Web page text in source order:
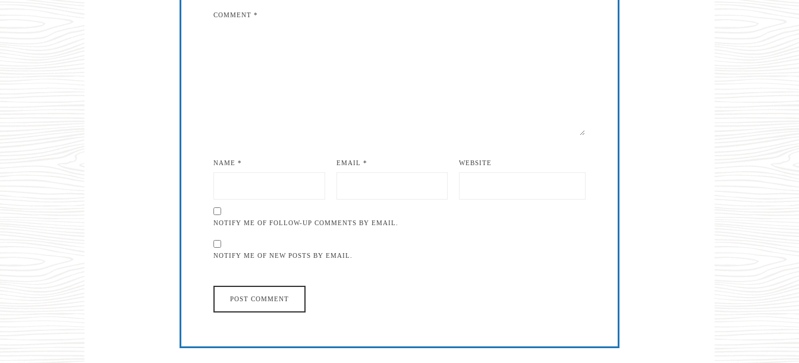
COMMENT *
NAME * EMAIL * WEBSITE
NOTIFY ME OF FOLLOW-UP COMMENTS BY EMAIL.
NOTIFY ME OF NEW POSTS BY EMAIL.